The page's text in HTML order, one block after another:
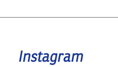
Instagram